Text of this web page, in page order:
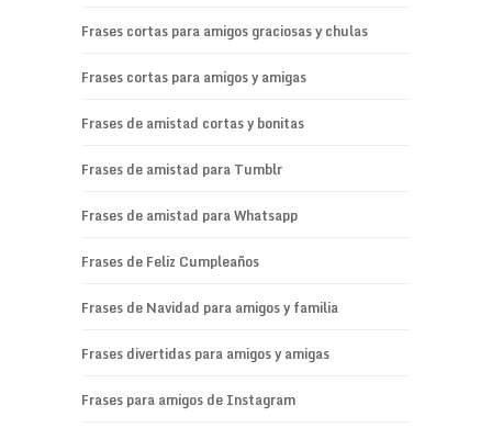
Frases cortas para amigos graciosas y chulas
Frases cortas para amigos y amigas
Frases de amistad cortas y bonitas
Frases de amistad para Tumblr
Frases de amistad para Whatsapp
Frases de Feliz Cumpleaños
Frases de Navidad para amigos y familia
Frases divertidas para amigos y amigas
Frases para amigos de Instagram